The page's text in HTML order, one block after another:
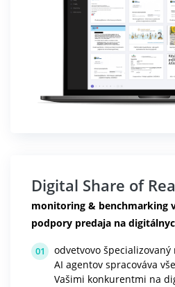
Digital Share of
monitoring & benchmarking
podpory predaja na
01
odvetvovo
AI agentov spracováva
Vašimi konkurentmi na